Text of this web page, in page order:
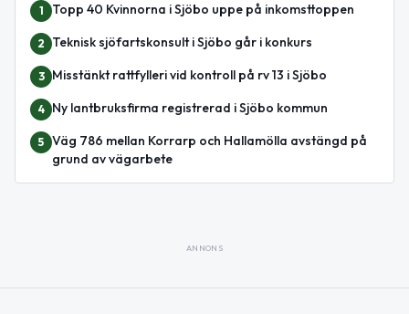
1 Topp 40 Kvinnorna i Sjöbo uppe på inkomsttoppen
2 Teknisk sjöfartskonsult i Sjöbo går i konkurs
3 Misstänkt rattfylleri vid kontroll på rv 13 i Sjöbo
4 Ny lantbruksfirma registrerad i Sjöbo kommun
5 Väg 786 mellan Korrarp och Hallamölla avstängd på
grund av vägarbete
ANNONS